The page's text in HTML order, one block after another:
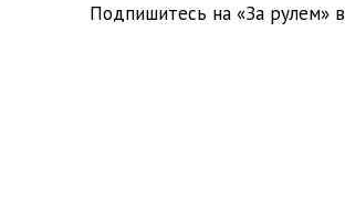
Подпишитесь на «За рулем» в